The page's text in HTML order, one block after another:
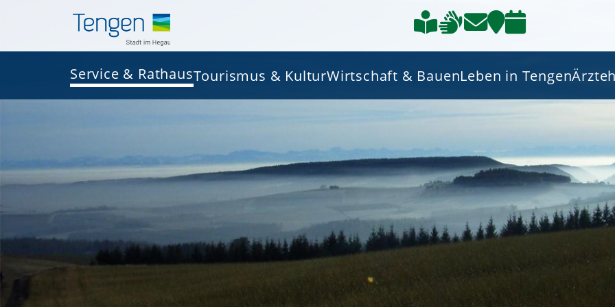
Service & RathausTourismus & KulturWirtschaft & BauenLeben in Tengen